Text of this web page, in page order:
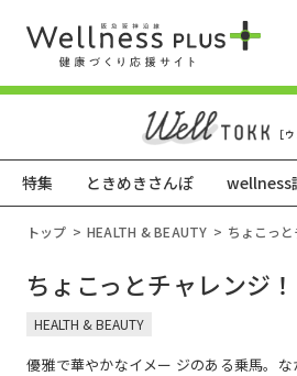
特集 ときめきさんぽ wellness
トップ HEALTH & BEAUTY ちょこっと
ちょこっとチャレンジ！
HEALTH & BEAUTY
優雅で華やかなイメー ジのある乗馬。
ウェルネス
阪急阪神ホールデ